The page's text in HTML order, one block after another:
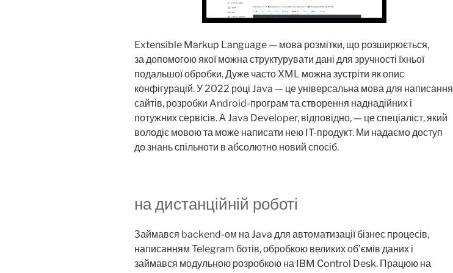
Extensible Markup Language — мова розмітки, що розширюється,
за допомогою якої можна структурувати дані для зручності їхньої
подальшої обробки. Дуже часто XML можна зустріти як опис
конфігурацій. У 2022 році Java — це універсальна мова для написання
сайтів, розробки Android-програм та створення наднадійних і
потужних сервісів. А Java Developer, відповідно, — це спеціаліст, який
володіє мовою та може написати нею IT-продукт. Ми надаємо доступ
до знань спільноти в абсолютно новий спосіб.
на дистанційній роботі
Займався backend-ом на Java для автоматизації бізнес процесів,
написанням Telegram ботів, обробкою великих об’ємів даних і
займався модульною розробкою на IBM Control Desk. Працюю на